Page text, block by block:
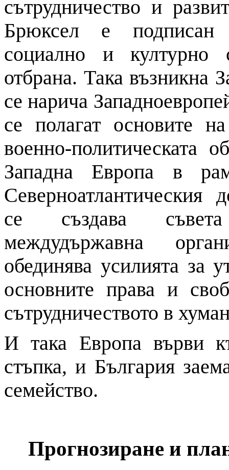
сътрудничество и
Брюксел е подписан
социално и културно
отбрана. Така възникна
се нарича
се полагат основите
военно-
Западна Европа в
Северноатлантическия
се създава
междудържавна
обединява усилията за
основните права и
сътрудничеството в
И така Европа върви
стъпка, и България
семейство.
Прогнозиране и